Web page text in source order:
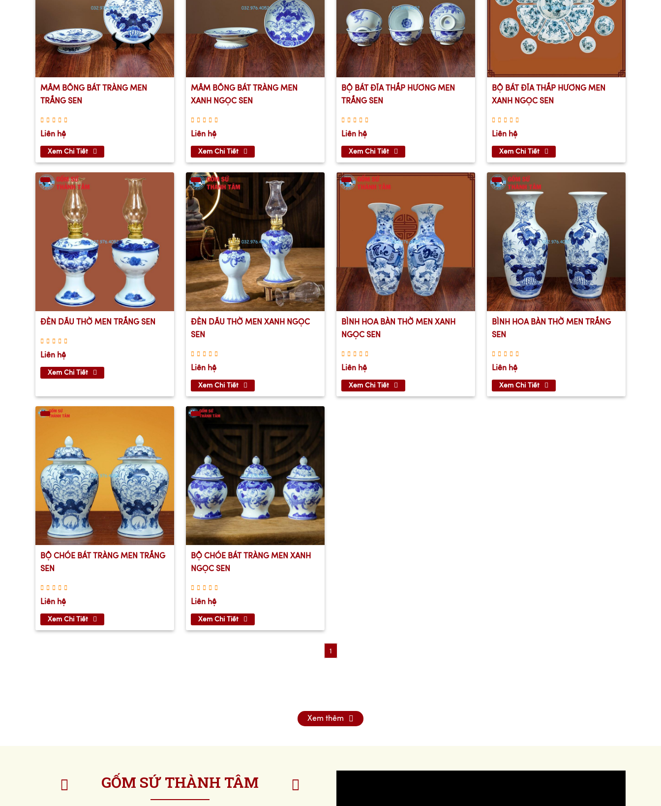
MÂM BỒNG BÁT TRÀNG MEN
TRẮNG SEN
Liên hệ
Xem Chi Tiết
MÂM BỒNG BÁT TRÀNG MEN
XANH NGỌC SEN
Liên hệ
Xem Chi Tiết
BỘ BÁT ĐĨA THẮP HƯƠNG MEN
TRẮNG SEN
Liên hệ
Xem Chi Tiết
BỘ BÁT ĐĨA THẮP HƯƠNG MEN
XANH NGỌC SEN
Liên hệ
Xem Chi Tiết
ĐÈN DẦU THỜ MEN TRẮNG SEN
Liên hệ
Xem Chi Tiết
ĐÈN DẦU THỜ MEN XANH NGỌC
SEN
Liên hệ
Xem Chi Tiết
BÌNH HOA BÀN THỜ MEN XANH
NGỌC SEN
Liên hệ
Xem Chi Tiết
BÌNH HOA BÀN THỜ MEN TRẮNG
SEN
Liên hệ
Xem Chi Tiết
BỘ CHÓE BÁT TRÀNG MEN TRẮNG
SEN
Liên hệ
Xem Chi Tiết
BỘ CHÓE BÁT TRÀNG MEN XANH
NGỌC SEN
Liên hệ
Xem Chi Tiết
1
Xem thêm
GỐM SỨ THÀNH TÂM